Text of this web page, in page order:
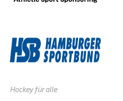
Hockey für alle